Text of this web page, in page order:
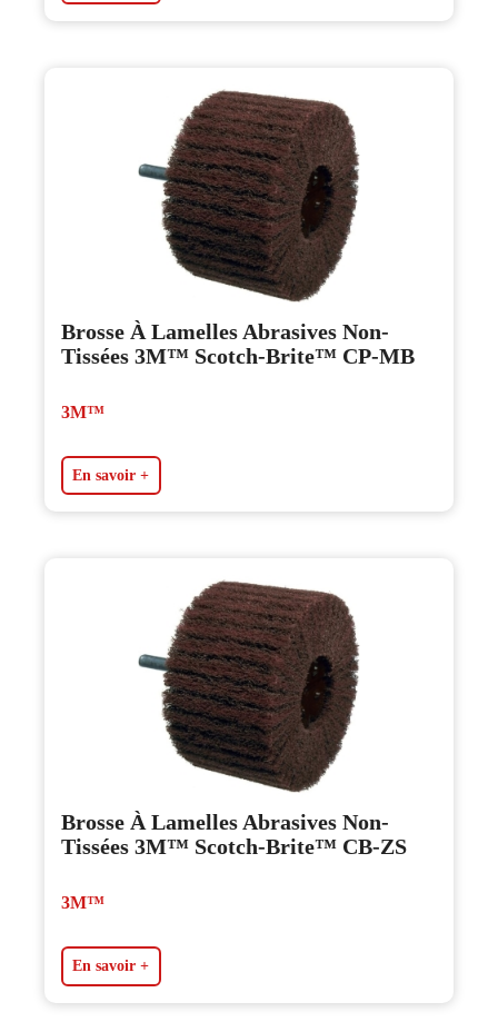
Brosse À Lamelles Abrasives Non-
Tissées 3M™ Scotch-Brite™ CP-MB
3M™
En savoir +
Brosse À Lamelles Abrasives Non-
Tissées 3M™ Scotch-Brite™ CB-ZS
3M™
En savoir +